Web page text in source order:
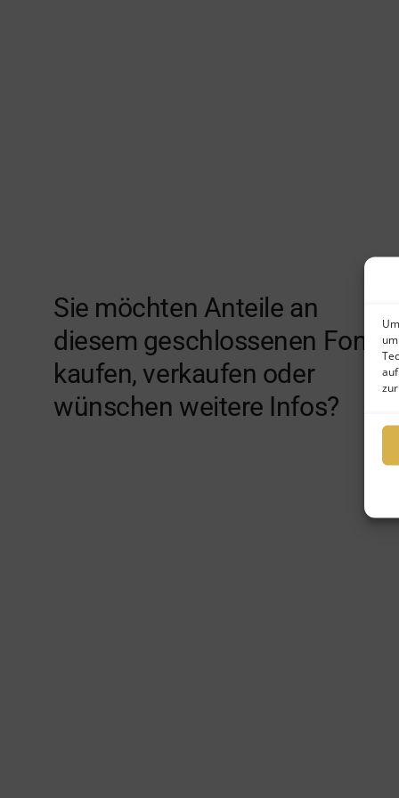
Sie möchten Anteile an
diesem geschlossenen Fonds
kaufen, verkaufen oder
wünschen weitere Infos?